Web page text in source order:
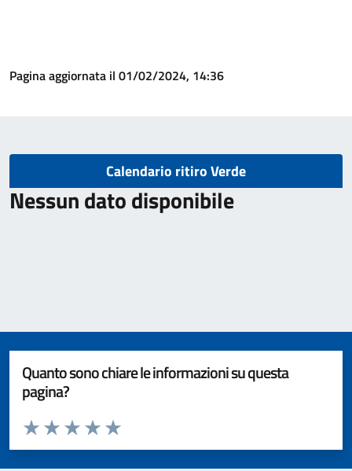
Pagina aggiornata il 01/02/2024, 14:36
Calendario ritiro Verde
Nessun dato disponibile
Quanto sono chiare le informazioni su questa
pagina?
Valuta da 1 a 5 stelle la pagina
Valuta 5 stelle su 5
Valuta 4 stelle su 5
Valuta 3 stelle su 5
Valuta 2 stelle su 5
Valuta 1 stelle su 5